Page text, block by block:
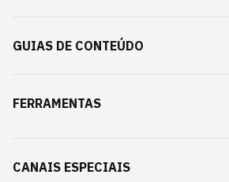
GUIAS DE CONTEÚDO
FERRAMENTAS
CANAIS ESPECIAIS